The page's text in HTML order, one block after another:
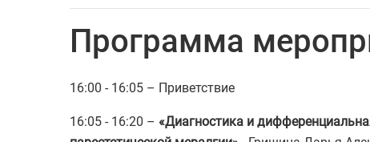
Программа
16:00 - 16:05 – Приветствие
16:05 - 16:20 – «Диагностика и